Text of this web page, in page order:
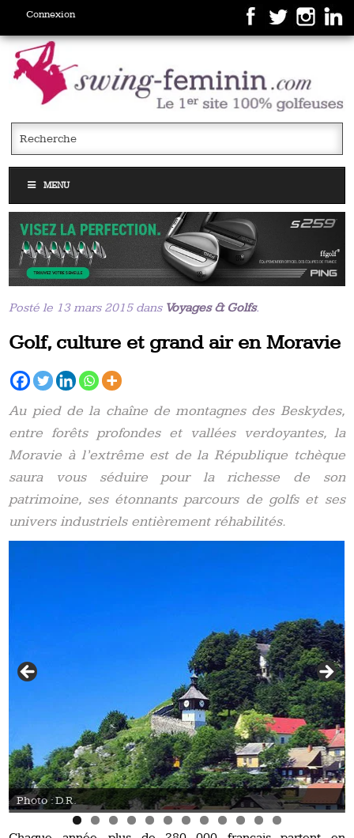
Connexion
MENU
Posté le 13 mars 2015 dans Voyages & Golfs.
Golf, culture et grand air en Moravie
Au pied de la chaîne de montagnes des Beskydes,
entre forêts profondes et vallées verdoyantes, la
Moravie à l’extrême est de la République tchèque
saura vous séduire pour la richesse de son
patrimoine, ses étonnants parcours de golfs et ses
univers industriels entièrement réhabilités.
Photo : © David Raynal / Swing Féminin